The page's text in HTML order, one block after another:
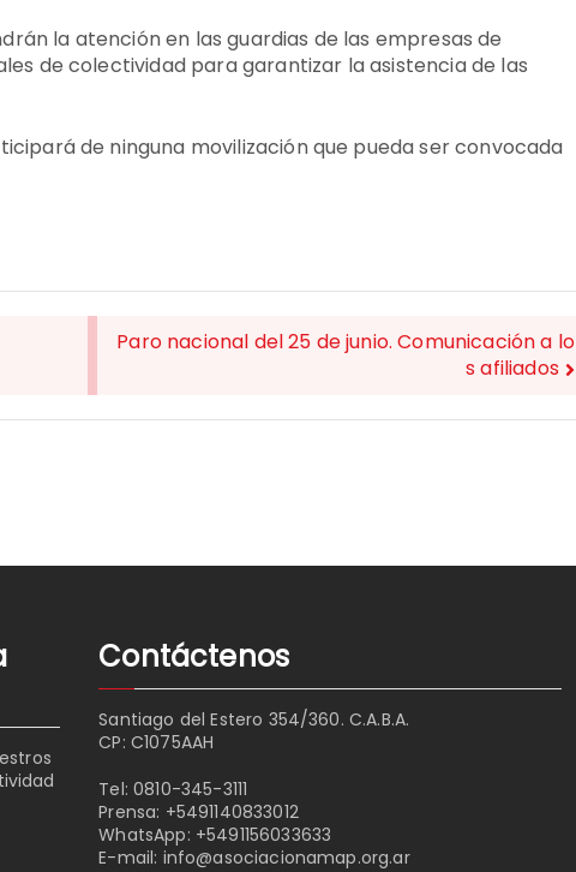
la atención en las guardias de las empresas de
de colectividad para garantizar la asistencia de las
de ninguna movilización que pueda ser convocada
Paro nacional del 25 de junio. Comunicación a lo
s afiliados
Contáctenos
Santiago del Estero 354/360. C.A.B.A.
CP: C1075AAH
Tel:0810-345-3111
Prensa: +5491140833012
WhatsApp: +5491156033633
E-mail: info@asociacionamap.org.ar